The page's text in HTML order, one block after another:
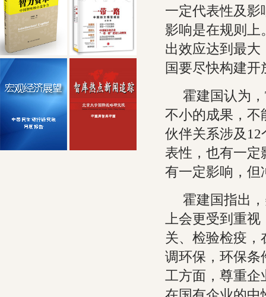
一定代表性及影
影响是在规则上
出效应达到最大
国要尽快构建
霍建国认为
不小的成果，不
伙伴关系涉及
表性，也有一定
有一定影响，但
霍建国指出
上会更受到重
关、检验检疫
调环保，环保条
工方面，尊重企